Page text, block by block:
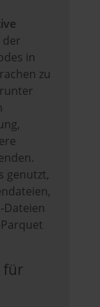
der
in
zu
genutzt,
Dateien
für